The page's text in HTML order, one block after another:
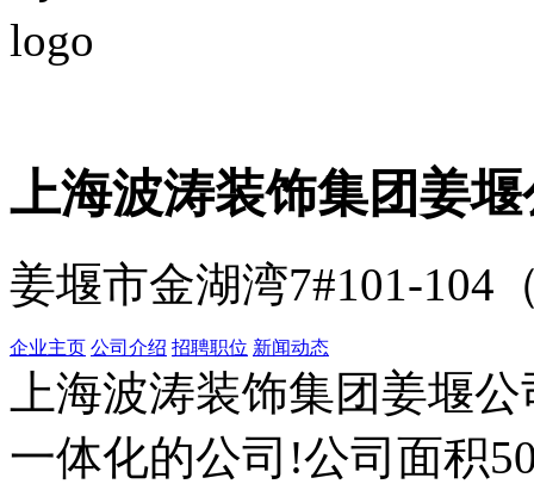
上海波涛装饰集团姜
姜堰市金湖湾7#101-104
企业主页 公司介绍 招聘职位 新闻动态
上海波涛装饰集团姜堰
一体化的公司!公司面积